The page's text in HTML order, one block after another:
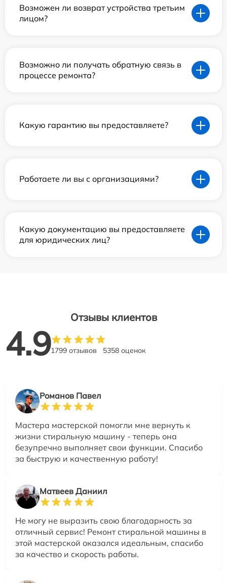
Возможен ли возврат устройства третьим
лицом?
Возможно ли получать обратную связь в
процессе ремонта?
Какую гарантию вы предоставляете?
Работаете ли вы с организациями?
Какую документацию вы предоставляете
для юридических лиц?
Отзывы клиентов
4.91799 отзывов 5358 оценок
Романов Павел
Мастера мастерской помогли мне вернуть к
жизни стиральную машину - теперь она
безупречно выполняет свои функции. Спасибо
за быструю и качественную работу!
Матвеев Даниил
Не могу не выразить свою благодарность за
отличный сервис! Ремонт стиральной машины в
этой мастерской оказался идеальным, спасибо
за качество и скорость работы.